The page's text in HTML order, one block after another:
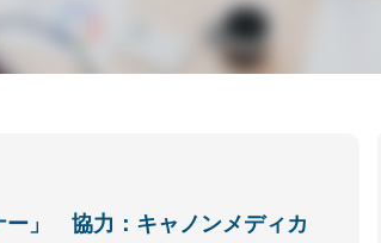
ー」 協力：キャノンメディカ